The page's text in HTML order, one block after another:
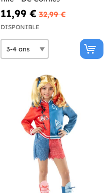
11,99 € 32,99 €
DISPONIBLE